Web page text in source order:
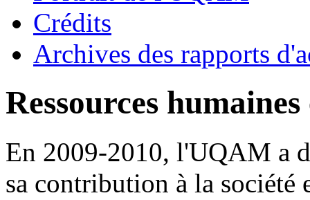
Crédits
Archives des rapports
Ressources
En 2009-2010, l'UQAM a
sa contribution à la société